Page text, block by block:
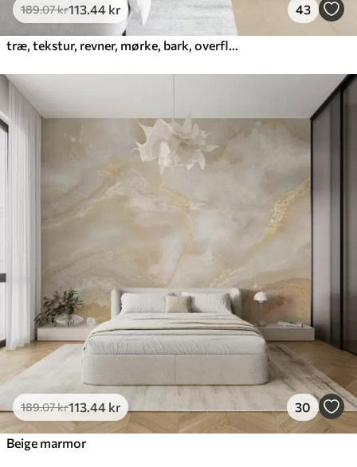
189.07kr113.44 kr 43
træ, tekstur, revner, mørke, bark, overflade
189.07kr113.44 kr 30
Beige marmor